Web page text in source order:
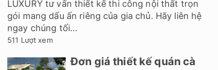
LUXURY tư vấn thiết kế thi công nội thất trọn
gói mang dấu ấn riêng của gia chủ. Hãy liên hệ
ngay chúng tối...
511 Lượt xem
Đơn giá thiết kế quán cà